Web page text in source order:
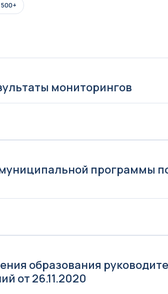
мониторингов
программы
образования
от 26.11.2020